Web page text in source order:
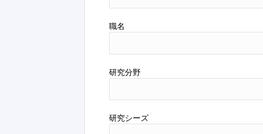
職名
研究分野
研究シーズ